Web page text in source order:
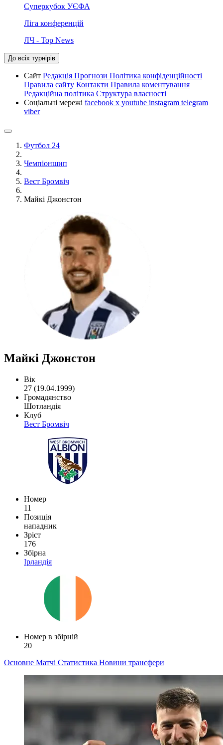
Суперкубок УЄФА
Ліга конференцій
ЛЧ - Top News
До всіх турнірів
Сайт Редакція Прогнози Політика конфіденційності
Правила сайту Контакти Правила коментування
Редакційна політика Структура власності
Соціальні мережі facebook x youtube instagram telegram
viber
Футбол 24
Чемпіоншип
Вест Бромвіч
Майкі Джонстон
Майкі Джонстон
Вік
27 (19.04.1999)
Громадянство
Шотландія
Клуб
Вест Бромвіч
Номер
11
Позиція
нападник
Зріст
176
Збірна
Ірландія
Номер в збірній
20
Основне Матчі Статистика Новини трансфери